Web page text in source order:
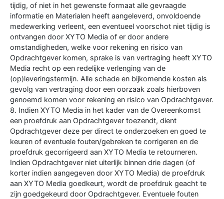
tijdig, of niet in het gewenste formaat alle gevraagde
informatie en Materialen heeft aangeleverd, onvoldoende
medewerking verleent, een eventueel voorschot niet tijdig is
ontvangen door XYTO Media of er door andere
omstandigheden, welke voor rekening en risico van
Opdrachtgever komen, sprake is van vertraging heeft XYTO
Media recht op een redelijke verlenging van de
(op)leveringstermijn. Alle schade en bijkomende kosten als
gevolg van vertraging door een oorzaak zoals hierboven
genoemd komen voor rekening en risico van Opdrachtgever.
8. Indien XYTO Media in het kader van de Overeenkomst
een proefdruk aan Opdrachtgever toezendt, dient
Opdrachtgever deze per direct te onderzoeken en goed te
keuren of eventuele fouten/gebreken te corrigeren en de
proefdruk gecorrigeerd aan XYTO Media te retourneren.
Indien Opdrachtgever niet uiterlijk binnen drie dagen (of
korter indien aangegeven door XYTO Media) de proefdruk
aan XYTO Media goedkeurt, wordt de proefdruk geacht te
zijn goedgekeurd door Opdrachtgever. Eventuele fouten